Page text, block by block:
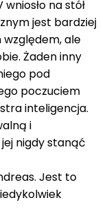
na stół
jest bardziej
ale
Żaden inny
pod
poczuciem
inteligencja.
i
nigdy stanąć
Jest to